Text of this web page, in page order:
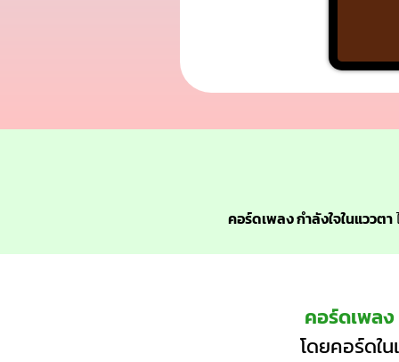
คอร์ดเพลง กำลังใจในแววตา
คอร์ดเพลง
โดยคอร์ดใ